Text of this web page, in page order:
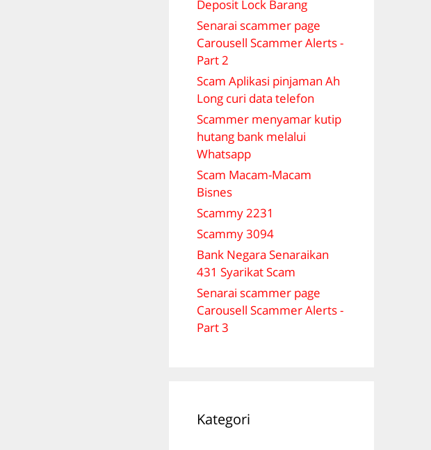
Deposit Lock Barang
Senarai scammer page
Carousell Scammer Alerts -
Part 2
Scam Aplikasi pinjaman Ah
Long curi data telefon
Scammer menyamar kutip
hutang bank melalui
Whatsapp
Scam Macam-Macam
Bisnes
Scammy 2231
Scammy 3094
Bank Negara Senaraikan
431 Syarikat Scam
Senarai scammer page
Carousell Scammer Alerts -
Part 3
Kategori